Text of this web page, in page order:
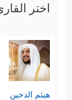
اختر
هيثم الدخين